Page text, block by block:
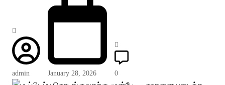
admin January 28, 2026 0